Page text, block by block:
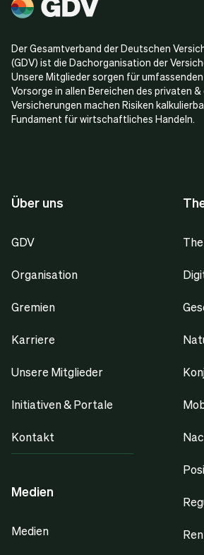
Der Gesamtverband der Deutschen
(GDV) ist die Dachorganisation der
Unsere Mitglieder sorgen für
Vorsorge in allen Bereichen des privaten
Versicherungen machen Risiken
Fundament für wirtschaftliches Handeln.
Über uns
GDV
Organisation
Gremien
Karriere
Unsere Mitglieder
Initiativen & Portale
Kontakt
Medien
Medien